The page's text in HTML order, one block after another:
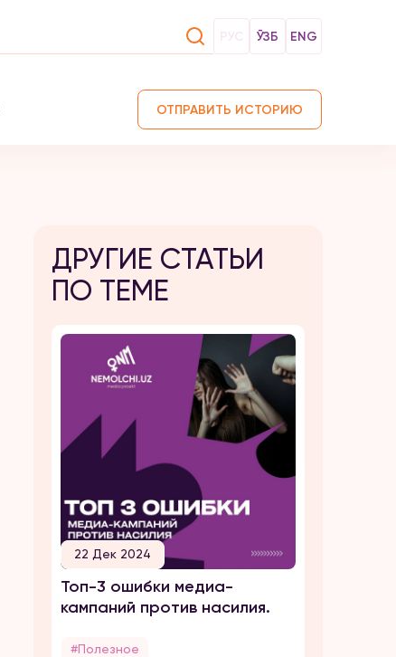
РУС ЎЗБ ENG
ОТПРАВИТЬ ИСТОРИЮ
ДРУГИЕ СТАТЬИ
ПО ТЕМЕ
22 Дек 2024
Топ-3 ошибки медиа-
кампаний против насилия.
#Полезное